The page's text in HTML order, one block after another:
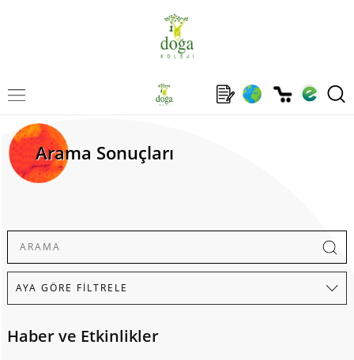
Arama Sonuçları
Haber ve Etkinlikler